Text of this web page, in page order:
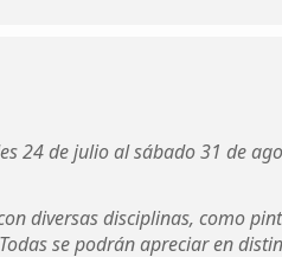
24 de julio al sábado 31 de
diversas disciplinas, como
se podrán apreciar en